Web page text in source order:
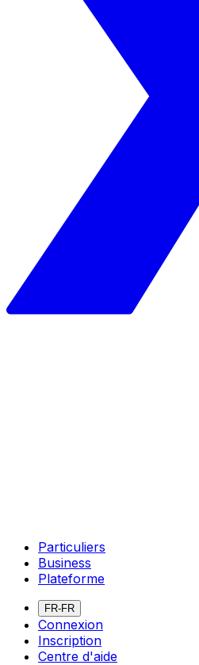
Particuliers
Business
Plateforme
FR-FR
Connexion
Inscription
Centre d'aide